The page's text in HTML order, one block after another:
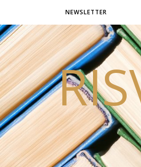
NEWSLETTER